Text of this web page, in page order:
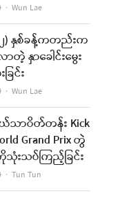
Author
Wun Lae
) နှစ်ခန့်ကတည်းက
တဲ့ နှာခေါင်းမွေး
ြင်း
Author
Wun Lae
ယ်သာဝိတ်တန်း Kick
Grand Prix တွဲ
သုံးသပ်ကြည့်ခြင်း
Author
Tun Tun